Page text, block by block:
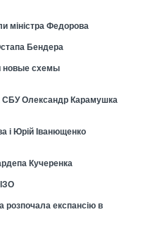
міністра Федорова
Бендера
новые схемы
СБУ Олександр Карамушка
і Юрій Іванющенко
Кучеренка
розпочала експансію в